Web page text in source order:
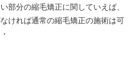
部分の縮毛矯正に関していえば、
ければ通常の縮毛矯正の施術は可